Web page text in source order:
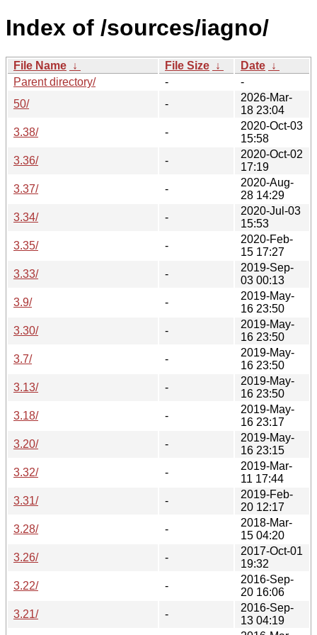
Index of /sources/iagno/
File Name ↓ File Size ↓ Date ↓
Parent directory/
-
-
50/
-
2026-Mar-
18 23:04
3.38/
-
2020-Oct-03
15:58
3.36/
-
2020-Oct-02
17:19
3.37/
-
2020-Aug-
28 14:29
3.34/
-
2020-Jul-03
15:53
3.35/
-
2020-Feb-
15 17:27
3.33/
-
2019-Sep-
03 00:13
3.9/
-
2019-May-
16 23:50
3.30/
-
2019-May-
16 23:50
3.7/
-
2019-May-
16 23:50
3.13/
-
2019-May-
16 23:50
3.18/
-
2019-May-
16 23:17
3.20/
-
2019-May-
16 23:15
3.32/
-
2019-Mar-
11 17:44
3.31/
-
2019-Feb-
20 12:17
3.28/
-
2018-Mar-
15 04:20
3.26/
-
2017-Oct-01
19:32
3.22/
-
2016-Sep-
20 16:06
3.21/
-
2016-Sep-
13 04:19